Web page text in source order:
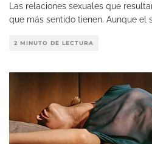
Las relaciones sexuales que
que más sentido tienen. Aunque el
2 MINUTO DE LECTURA